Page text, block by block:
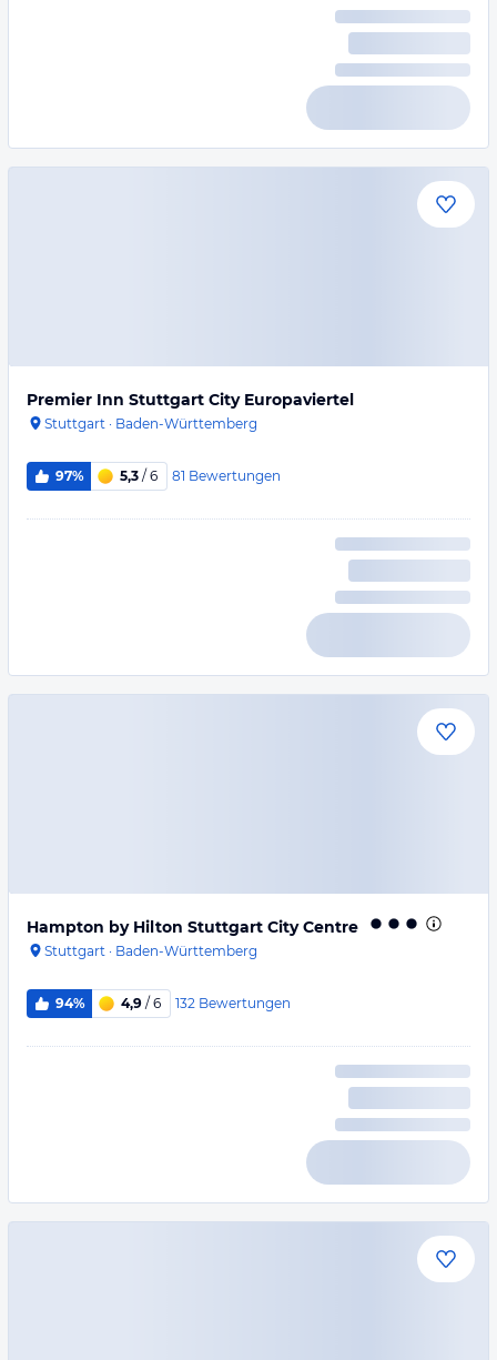
Premier Inn Stuttgart City Europaviertel
Stuttgart · Baden-Württemberg
97% 5,3 / 6 81 Bewertungen
Hampton by Hilton Stuttgart City Centre
Stuttgart · Baden-Württemberg
94% 4,9 / 6 132 Bewertungen